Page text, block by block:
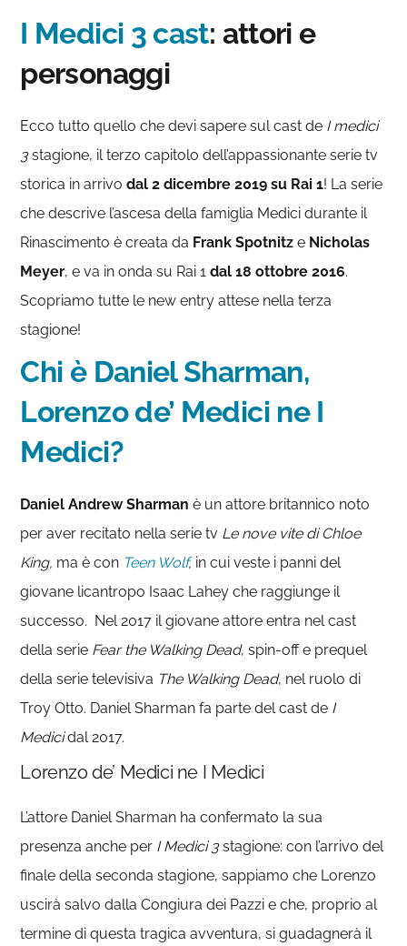
I Medici 3 cast: attori e
personaggi
Ecco tutto quello che devi sapere sul cast de I medici
3stagione, il terzo capitolo dell’appassionante serie tv
storica in arrivodal 2 dicembre 2019 su Rai 1! La serie
che descrive l’ascesa della famiglia Medici durante il
Rinascimento è creata da Frank Spotnitz e Nicholas
Meyer, e va in onda su Rai 1dal 18 ottobre 2016.
Scopriamo tutte le new entry attese nella terza
stagione!
Chi è Daniel Sharman,
Lorenzo de’ Medici ne I
Medici?
Daniel Andrew Sharmanè un attore britannico noto
per aver recitato nella serie tv Le nove vite di Chloe
King, ma è con Teen Wolf, in cui veste i panni del
giovane licantropo Isaac Lahey che raggiunge il
successo. Nel 2017 il giovane attore entra nel cast
della serie Fear the Walking Dead, spin-off e prequel
della serie televisiva The Walking Dead, nel ruolo di
Troy Otto. Daniel Sharman fa parte del cast de I
Medicidal 2017.
Lorenzo de’ Medici ne I Medici
L’attore Daniel Sharman ha confermato la sua
presenza anche per I Medici 3stagione: con l’arrivo del
finale della seconda stagione, sappiamo che Lorenzo
uscirà salvo dalla Congiura dei Pazzi e che, proprio al
termine di questa tragica avventura, si guadagnerà il